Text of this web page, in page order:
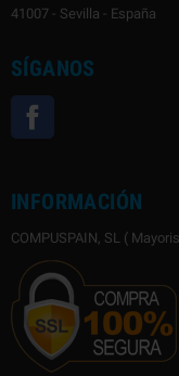
41007 - Sevilla - España
SÍGANOS
INFORMACIÓN
COMPUSPAIN, SL (